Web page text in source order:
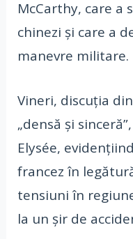
McCarthy, care
chinezi şi care a
manevre militare.
Vineri, discuţia
„densă şi
Elysée,
francez în
tensiuni în
la un şir de